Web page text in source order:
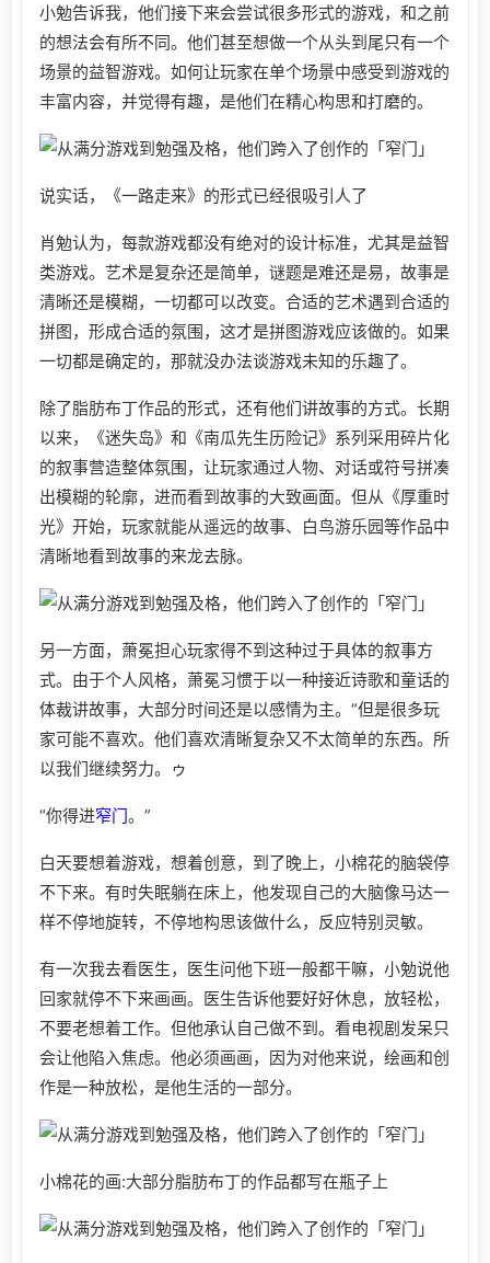
小勉告诉我，他们接下来会尝试很多形式的游戏，和之前
的想法会有所不同。他们甚至想做一个从头到尾只有一个
场景的益智游戏。如何让玩家在单个场景中感受到游戏的
丰富内容，并觉得有趣，是他们在精心构思和打磨的。
说实话，《一路走来》的形式已经很吸引人了
肖勉认为，每款游戏都没有绝对的设计标准，尤其是益智
类游戏。艺术是复杂还是简单，谜题是难还是易，故事是
清晰还是模糊，一切都可以改变。合适的艺术遇到合适的
拼图，形成合适的氛围，这才是拼图游戏应该做的。如果
一切都是确定的，那就没办法谈游戏未知的乐趣了。
除了脂肪布丁作品的形式，还有他们讲故事的方式。长期
以来，《迷失岛》和《南瓜先生历险记》系列采用碎片化
的叙事营造整体氛围，让玩家通过人物、对话或符号拼凑
出模糊的轮廓，进而看到故事的大致画面。但从《厚重时
光》开始，玩家就能从遥远的故事、白鸟游乐园等作品中
清晰地看到故事的来龙去脉。
另一方面，萧冕担心玩家得不到这种过于具体的叙事方
式。由于个人风格，萧冕习惯于以一种接近诗歌和童话的
体裁讲故事，大部分时间还是以感情为主。“但是很多玩
家可能不喜欢。他们喜欢清晰复杂又不太简单的东西。所
以我们继续努力。ゥ
“你得进窄门。”
白天要想着游戏，想着创意，到了晚上，小棉花的脑袋停
不下来。有时失眠躺在床上，他发现自己的大脑像马达一
样不停地旋转，不停地构思该做什么，反应特别灵敏。
有一次我去看医生，医生问他下班一般都干嘛，小勉说他
回家就停不下来画画。医生告诉他要好好休息，放轻松，
不要老想着工作。但他承认自己做不到。看电视剧发呆只
会让他陷入焦虑。他必须画画，因为对他来说，绘画和创
作是一种放松，是他生活的一部分。
小棉花的画:大部分脂肪布丁的作品都写在瓶子上